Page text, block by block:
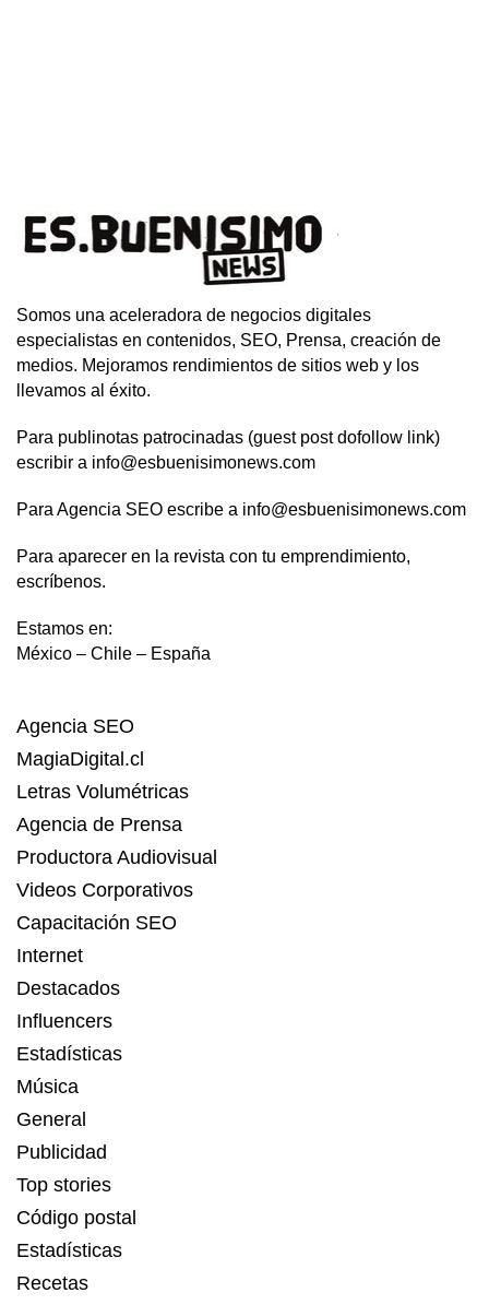
Somos una aceleradora de negocios digitales
especialistas en contenidos, SEO, Prensa, creación de
medios. Mejoramos rendimientos de sitios web y los
llevamos al éxito.
Para publinotas patrocinadas (guest post dofollow link)
escribir a info@esbuenisimonews.com
Para Agencia SEO escribe a info@esbuenisimonews.com
Para aparecer en la revista con tu emprendimiento,
escríbenos.
Estamos en:
México – Chile – España
Agencia SEO
MagiaDigital.cl
Letras Volumétricas
Agencia de Prensa
Productora Audiovisual
Videos Corporativos
Capacitación SEO
Internet
Destacados
Influencers
Estadísticas
Música
General
Publicidad
Top stories
Código postal
Estadísticas
Recetas